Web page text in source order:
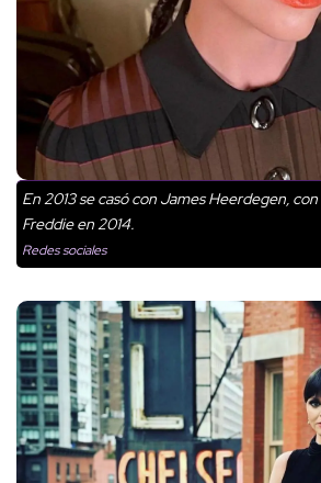
En 2013 se casó con James Heerdegen,
Freddie en 2014.
Redes sociales